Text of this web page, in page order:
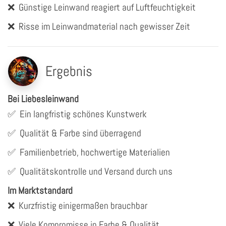
❌ Günstige Leinwand reagiert auf Luftfeuchtigkeit
❌ Risse im Leinwandmaterial nach gewisser Zeit
Ergebnis
Bei Liebesleinwand
✅ Ein langfristig schönes Kunstwerk
✅ Qualität & Farbe sind überragend
✅ Familienbetrieb, hochwertige Materialien
✅ Qualitätskontrolle und Versand durch uns
Im Marktstandard
❌ Kurzfristig einigermaßen brauchbar